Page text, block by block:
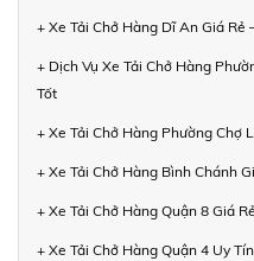
+ Xe Tải Chở Hàng Dĩ An Giá Rẻ
+ Dịch Vụ Xe Tải Chở Hàng
Tốt
+ Xe Tải Chở Hàng Phường Chợ
+ Xe Tải Chở Hàng Bình Chánh
+ Xe Tải Chở Hàng Quận 8 Giá
+ Xe Tải Chở Hàng Quận 4 Uy